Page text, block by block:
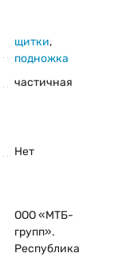
щитки,
подножка
частичная
Нет
ООО «МТБ-
групп».
Республика